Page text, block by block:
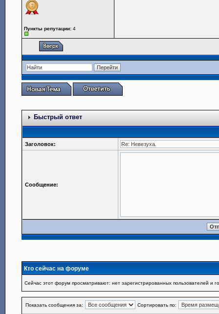
Пункты репутации: 4
Быстрый ответ
Заголовок:
Сообщение:
Кто сейчас на форуме
Сейчас этот форум просматривают: нет зарегистрированных пользователей и
Показать сообщения за: Сортировать по: